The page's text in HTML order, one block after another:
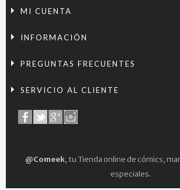
MI CUENTA
INFORMACIÓN
PREGUNTAS FRECUENTES
SERVICIO AL CLIENTE
@Comeek, tu Tienda online de cómics,
especiales.